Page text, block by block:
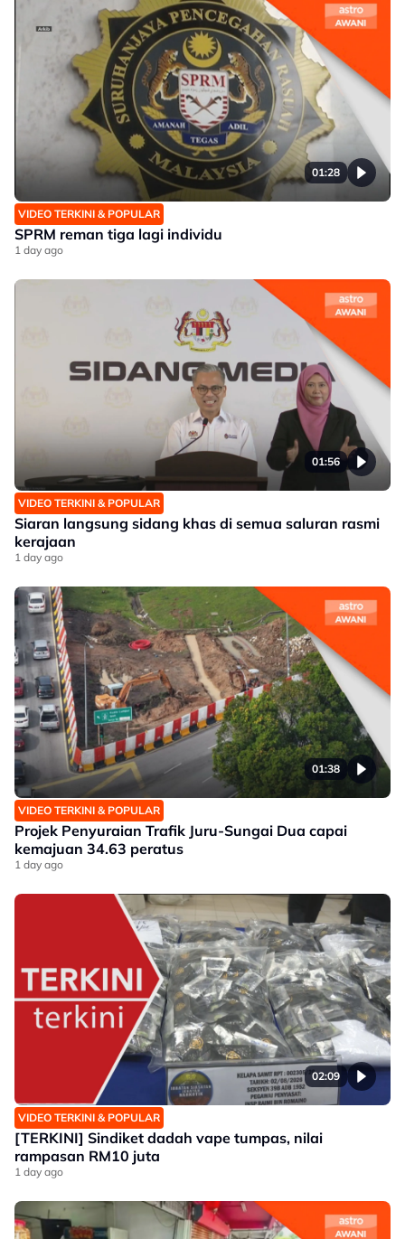
01:28
VIDEO TERKINI & POPULAR
SPRM reman tiga lagi individu
1 day ago
01:56
VIDEO TERKINI & POPULAR
Siaran langsung sidang khas di semua saluran rasmi
kerajaan
1 day ago
01:38
VIDEO TERKINI & POPULAR
Projek Penyuraian Trafik Juru-Sungai Dua capai
kemajuan 34.63 peratus
1 day ago
02:09
VIDEO TERKINI & POPULAR
[TERKINI] Sindiket dadah vape tumpas, nilai
rampasan RM10 juta
1 day ago